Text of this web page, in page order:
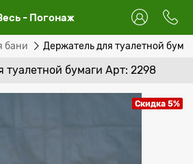
- Погонаж
бани Держатель для туалетной
туалетной бумаги Арт: 2298
Скидка 5%